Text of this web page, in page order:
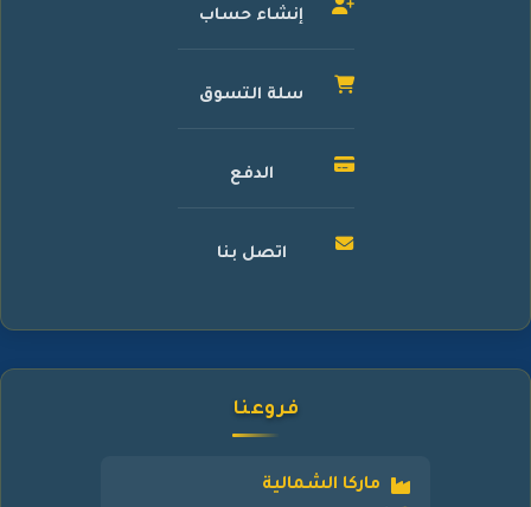
إنشاء حساب
سلة التسوق
الدفع
اتصل بنا
فروعنا
ماركا الشمالية